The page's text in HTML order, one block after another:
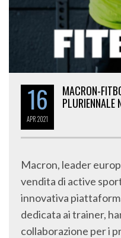
16
APR2021
MACRON-
PLURIENNALE
Macron, leader
vendita di active
innovativa
dedicata ai trainer,
collaborazione per i